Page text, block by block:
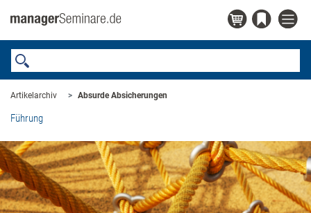
Artikelarchiv Absurde Absicherungen
Führung